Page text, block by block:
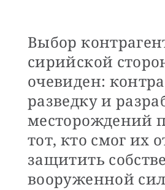
Выбор
сирийской
очевиден:
разведку и
месторождений
тот, кто смог их
защитить
вооруженной